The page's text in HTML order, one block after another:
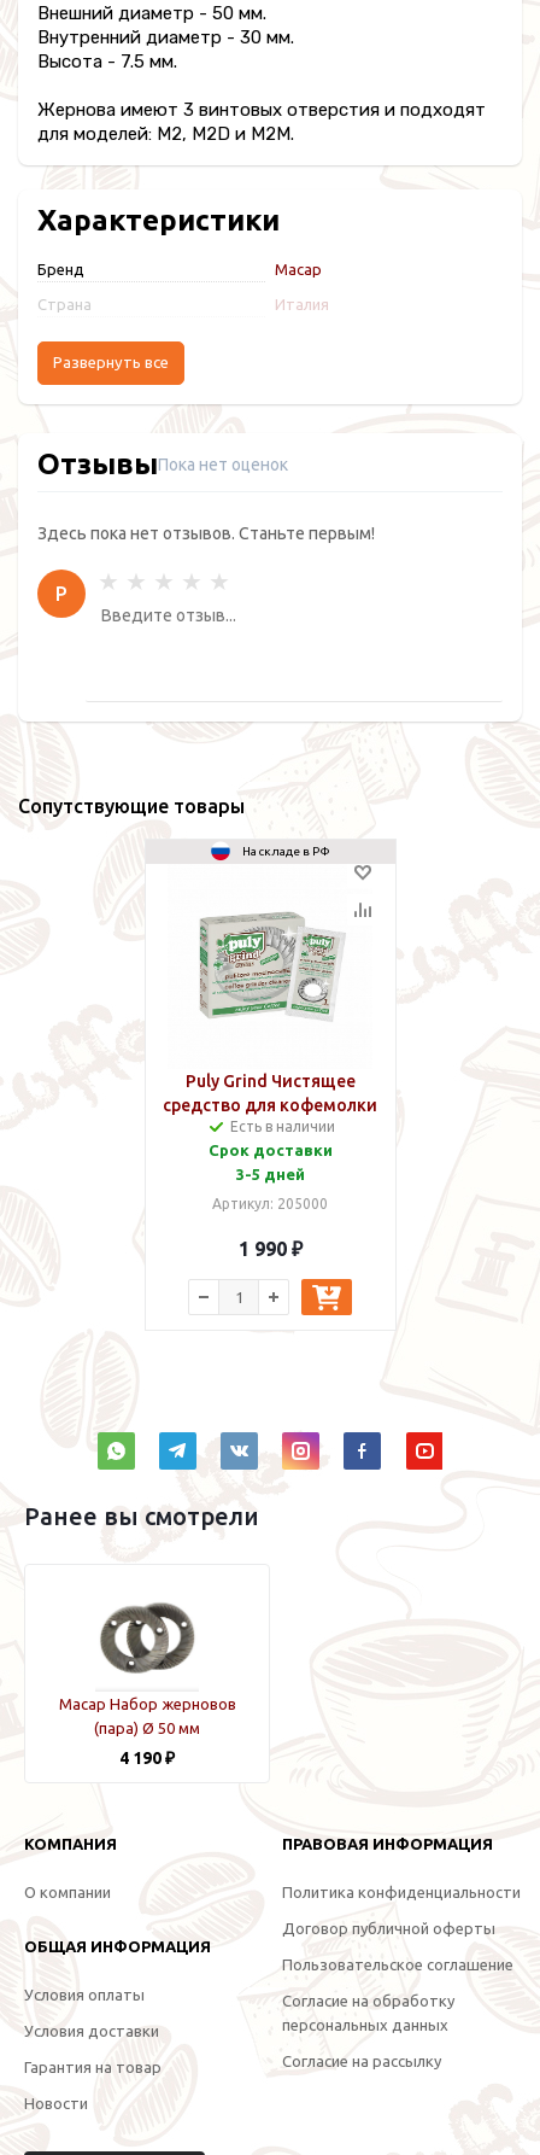
Внешний диаметр - 50 мм.
Внутренний диаметр - 30 мм.
Высота - 7.5 мм.
Жернова имеют 3 винтовых отверстия и подходят
для моделей: М2, M2D и M2M.
Характеристики
Бренд Macap
Страна Италия
Развернуть все
ОтзывыПока нет оценок
Здесь пока нет отзывов. Станьте первым!
Р
Сопутствующие товары
На складе в РФ
Puly Grind Чистящее
средство для кофемолки
Есть в наличии
Срок доставки
3-5 дней
Артикул: 205000
1 990 ₽
Ранее вы смотрели
Macap Набор жерновов
(пара) Ø 50 мм
4 190 ₽
КОМПАНИЯ
О компании
ОБЩАЯ ИНФОРМАЦИЯ
Условия оплаты
Условия доставки
Гарантия на товар
Новости
ПРАВОВАЯ ИНФОРМАЦИЯ
Политика конфиденциальности
Договор публичной оферты
Пользовательское соглашение
Согласие на обработку
персональных данных
Согласие на рассылку